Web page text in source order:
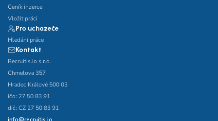
Ceník inzerce
Vložit práci
Pro uchazeče
Hledání práce
Kontakt
Recruitis.io s.r.o.
Chmelova 357
Hradec Králové 500 03
ičo: 27 50 83 91
dič: CZ 27 50 83 91